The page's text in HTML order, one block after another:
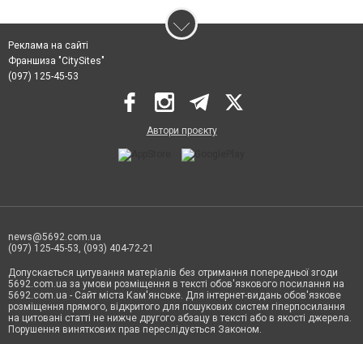
Реклама на сайті
Франшиза "CitySites"
(097) 125-45-53
Автори проєкту
news@5692.com.ua
(097) 125-45-53, (093) 404-72-21
Допускається цитування матеріалів без отримання попередньої згоди
5692.com.ua за умови розміщення в тексті обов'язкового посилання на
5692.com.ua - Сайт міста Кам'янське. Для інтернет-видань обов'язкове
розміщення прямого, відкритого для пошукових систем гіперпосилання
на цитовані статті не нижче другого абзацу в тексті або в якості джерела.
Порушення виняткових прав переслідується Законом.